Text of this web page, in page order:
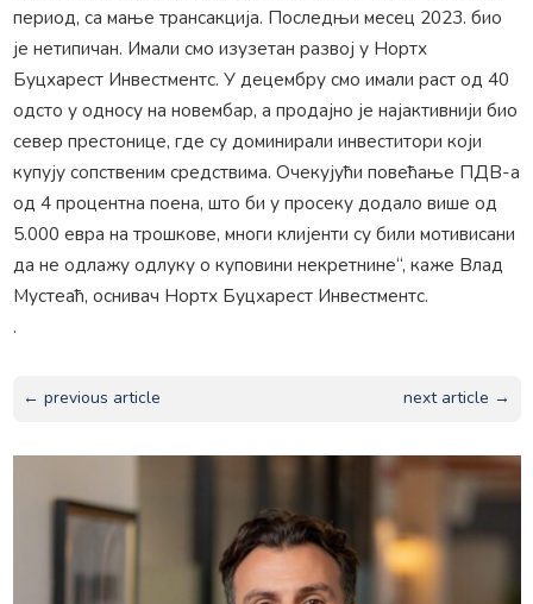
период, са мање трансакција. Последњи месец 2023. био
је нетипичан. Имали смо изузетан развој у Нортх
Буцхарест Инвестментс. У децембру смо имали раст од 40
одсто у односу на новембар, а продајно је најактивнији био
север престонице, где су доминирали инвеститори који
купују сопственим средствима. Очекујући повећање ПДВ-а
од 4 процентна поена, што би у просеку додало више од
5.000 евра на трошкове, многи клијенти су били мотивисани
да не одлажу одлуку о куповини некретнине“, каже Влад
Мустеаћ, оснивач Нортх Буцхарест Инвестментс.
.
← previous article next article →